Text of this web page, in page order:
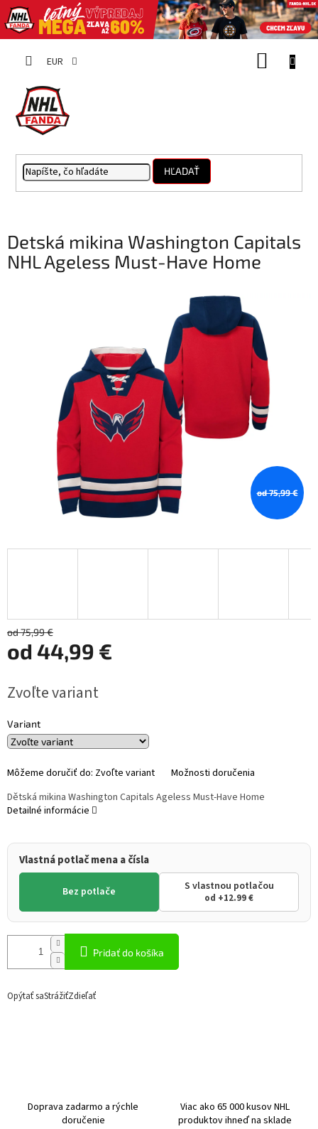
EUR
HĽADAŤ
Detská mikina Washington Capitals
NHL Ageless Must-Have Home
od 75,99 €
od 75,99 €
od 44,99 €
cena:
Zvoľte variant
Variant
Môžeme doručiť do: Zvoľte variant Možnosti doručenia
Vlastná potlač mena a čísla
Bez potlače S vlastnou potlačou
od +12.99 €
Pridať do košíka
Dětská mikina Washington Capitals Ageless Must-Have Home
Detailné informácie
Opýtať saStrážiťZdieľať
Doprava zadarmo a rýchle
doručenie
Viac ako 65 000 kusov NHL
produktov ihneď na sklade